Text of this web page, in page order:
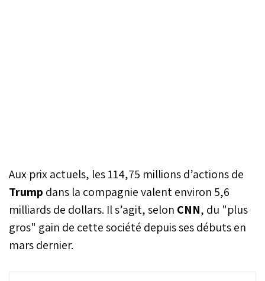
Aux prix actuels, les 114,75 millions d’actions de
Trump dans la compagnie valent environ 5,6
milliards de dollars. Il s’agit, selon CNN, du "plus
gros" gain de cette société depuis ses débuts en
mars dernier.